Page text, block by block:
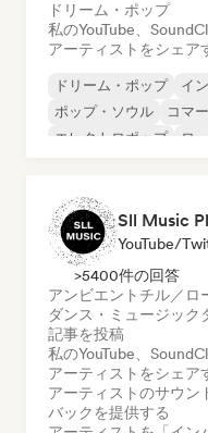
ドリーム・ポップ
私のYouTube、
アーティストをシェア
ドリーム・ポップ イ
ポップ・ソウル
コマ
エレクトロポップ
ロ
Sll Music
>5400件の回答
アンビエント チル／ロ
ダンス・ミュージック
記事を投稿
私のYouTube、
アーティストをシェア
アーティストのサウン
バックを提供する